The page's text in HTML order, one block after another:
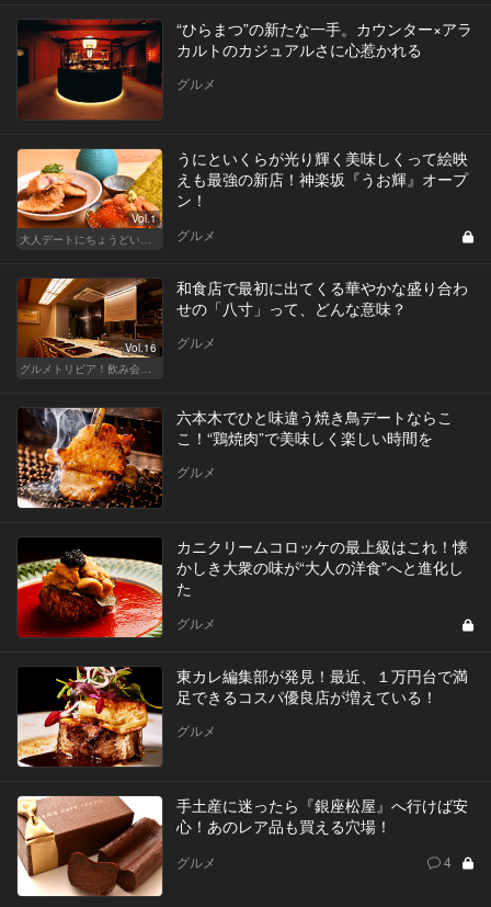
“ひらまつ”の新たな一手。カウンター×アラ
カルトのカジュアルさに心惹かれる
グルメ
Vol.1
うにといくらが光り輝く美味しくって絵映
えも最強の新店！神楽坂『うお輝』オープ
ン！
グルメ
Vol.16
和食店で最初に出てくる華やかな盛り合わ
せの「八寸」って、どんな意味？
グルメ
六本木でひと味違う焼き鳥デートならこ
こ！“鶏焼肉”で美味しく楽しい時間を
グルメ
カニクリームコロッケの最上級はこれ！懐
かしき大衆の味が“大人の洋食”へと進化し
た
グルメ
東カレ編集部が発見！最近、１万円台で満
足できるコスパ優良店が増えている！
グルメ
手土産に迷ったら『銀座松屋』へ行けば安
心！あのレア品も買える穴場！
グルメ 4